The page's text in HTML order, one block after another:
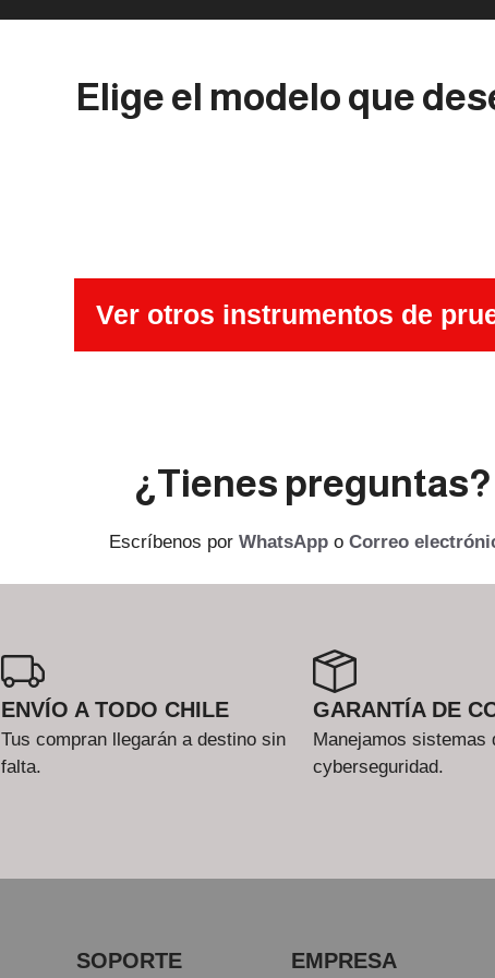
Elige el modelo que
Ver otros instrumentos de
¿Tienes preguntas?
Escríbenos por WhatsApp o Correo
ENVÍO A TODO CHILE
Tus compran llegarán a destino sin
falta.
GARANTÍA DE
Manejamos sistemas
cyberseguridad.
SOPORTE EMPRESA